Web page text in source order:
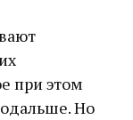
при этом
Но